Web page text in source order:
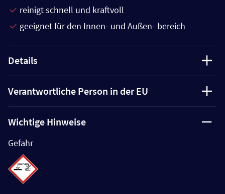
reinigt schnell und kraftvoll
geeignet für den Innen- und Außen- bereich
Details
Verantwortliche Person in der EU
Wichtige Hinweise
Gefahr